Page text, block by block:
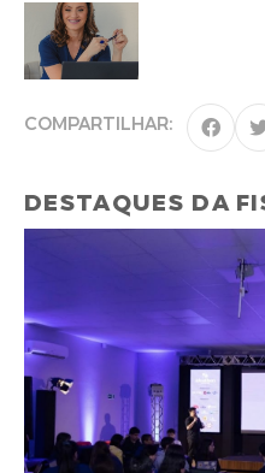
COMPARTILHAR:
DESTAQUES DA